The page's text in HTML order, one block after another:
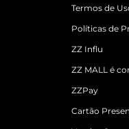
Termos de
Políticas de
ZZ Influ
ZZ MALL é
ZZPay
Cartão